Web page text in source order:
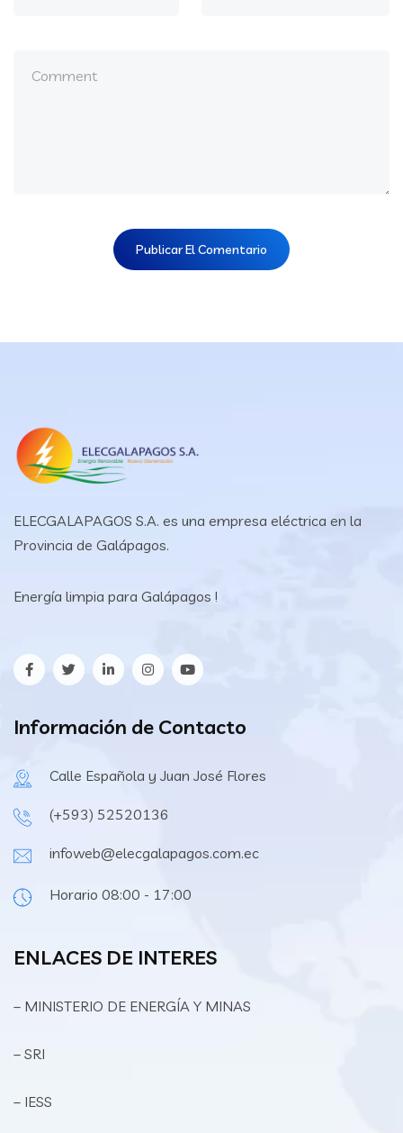
ELECGALAPAGOS S.A. es una empresa eléctrica en la
Provincia de Galápagos.
Energía limpia para Galápagos !
Información de Contacto
Calle Española y Juan José Flores
(+593) 52520136
infoweb@elecgalapagos.com.ec
Horario 08:00 - 17:00
ENLACES DE INTERES
– MINISTERIO DE ENERGÍA Y MINAS
– SRI
– IESS